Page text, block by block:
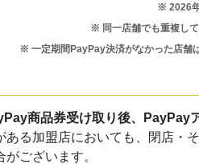
※ 2026
※ 同一店舗でも重複して
※ 一定期間PayPay決済がなかった店舗
商品券受け取り後、PayPay
ある加盟店においても、閉店・
ございます。